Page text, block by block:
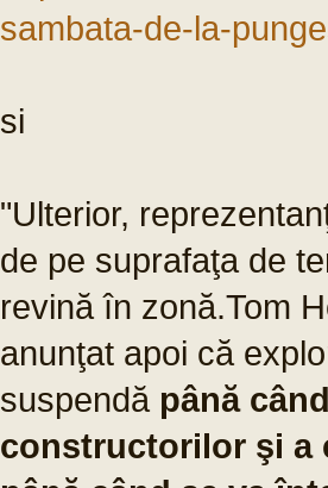
sambata-de-la-
si
"Ulterior,
de pe suprafaţa de
revină în zonă.Tom
anunţat apoi că
suspendă până
constructorilor şi a